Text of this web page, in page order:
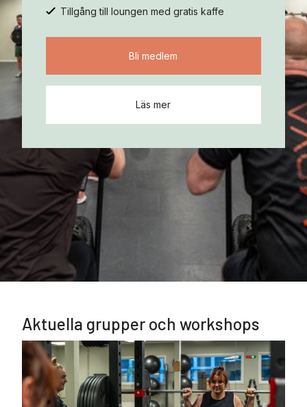
Tillgång till loungen med gratis kaffe
Bli medlem
Läs mer
Aktuella grupper och workshops